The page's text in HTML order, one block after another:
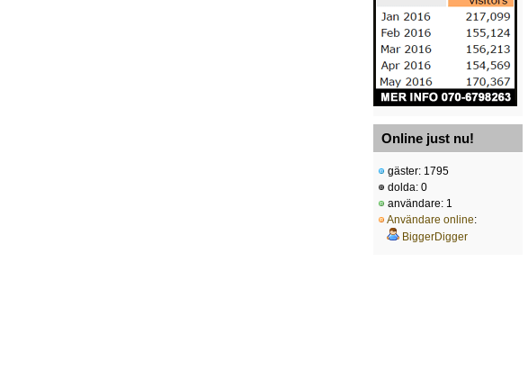
Online just nu!
gäster: 1795
dolda: 0
användare: 1
Användare online:
BiggerDigger